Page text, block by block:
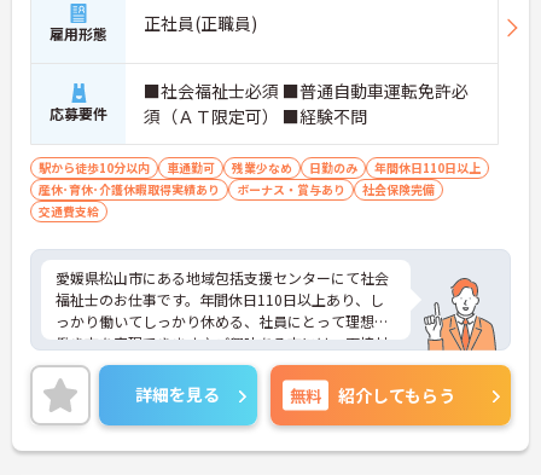
雇用形態 正社員(正職員)
応募要件
■社会福祉士必須 ■普通自動車運転免許必
須（ＡＴ限定可） ■経験不問
駅から徒歩10分以内 車通勤可 残業少なめ 日勤のみ
年間休日110日以上
産休･育休･介護休暇取得実績あり
ボーナス・賞与あり
社会保険完備
交通費支給
愛媛県松山市にある地域包括支援センターにて社会
福祉士のお仕事です。年間休日110日以上あり、し
っかり働いてしっかり休める、社員にとって理想の
働き方を実現できます♪ご興味ある方には、面接対
策ポイントなど、さらに詳細をお話しいたしますの
でお気軽にご相談ください。
詳細を見る 無料 紹介してもらう